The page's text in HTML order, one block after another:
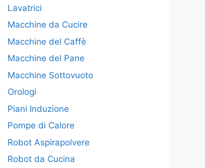
Lavatrici
Macchine da Cucire
Macchine del Caffè
Macchine del Pane
Macchine Sottovuoto
Orologi
Piani Induzione
Pompe di Calore
Robot Aspirapolvere
Robot da Cucina